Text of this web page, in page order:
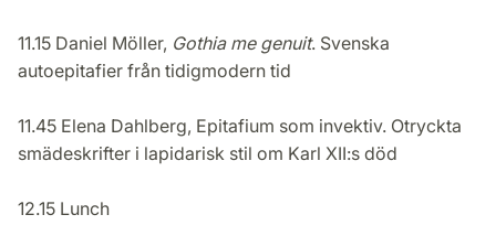
11.15 Daniel Möller, Gothia me genuit. Svenska
autoepitafier från tidigmodern tid
11.45 Elena Dahlberg, Epitafium som invektiv. Otryckta
smädeskrifter i lapidarisk stil om Karl XII:s död
12.15 Lunch